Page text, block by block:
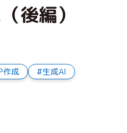
後編）
作成
生成AI